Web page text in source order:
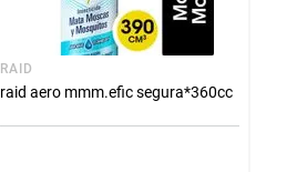
RAID
raid aero mmm.efic segura*360cc